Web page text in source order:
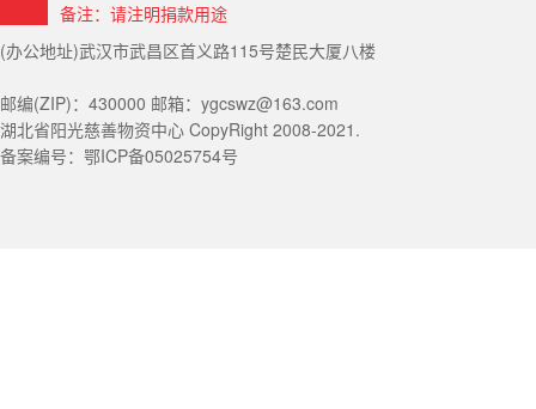
备注：请注明捐款用途
(办公地址)武汉市武昌区首义路115号楚民大厦八楼
邮编(ZIP)：430000 邮箱：ygcswz@163.com
湖北省阳光慈善物资中心 CopyRight 2008-2021.
备案编号：鄂ICP备05025754号